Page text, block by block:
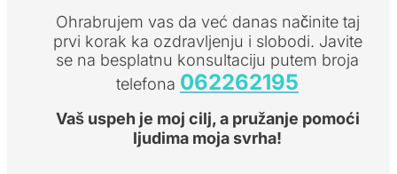
Ohrabrujem vas da već danas načinite taj
prvi korak ka ozdravljenju i slobodi. Javite
se na besplatnu konsultaciju putem broja
telefona 062262195
Vaš uspeh je moj cilj, a pružanje pomoći
ljudima moja svrha!